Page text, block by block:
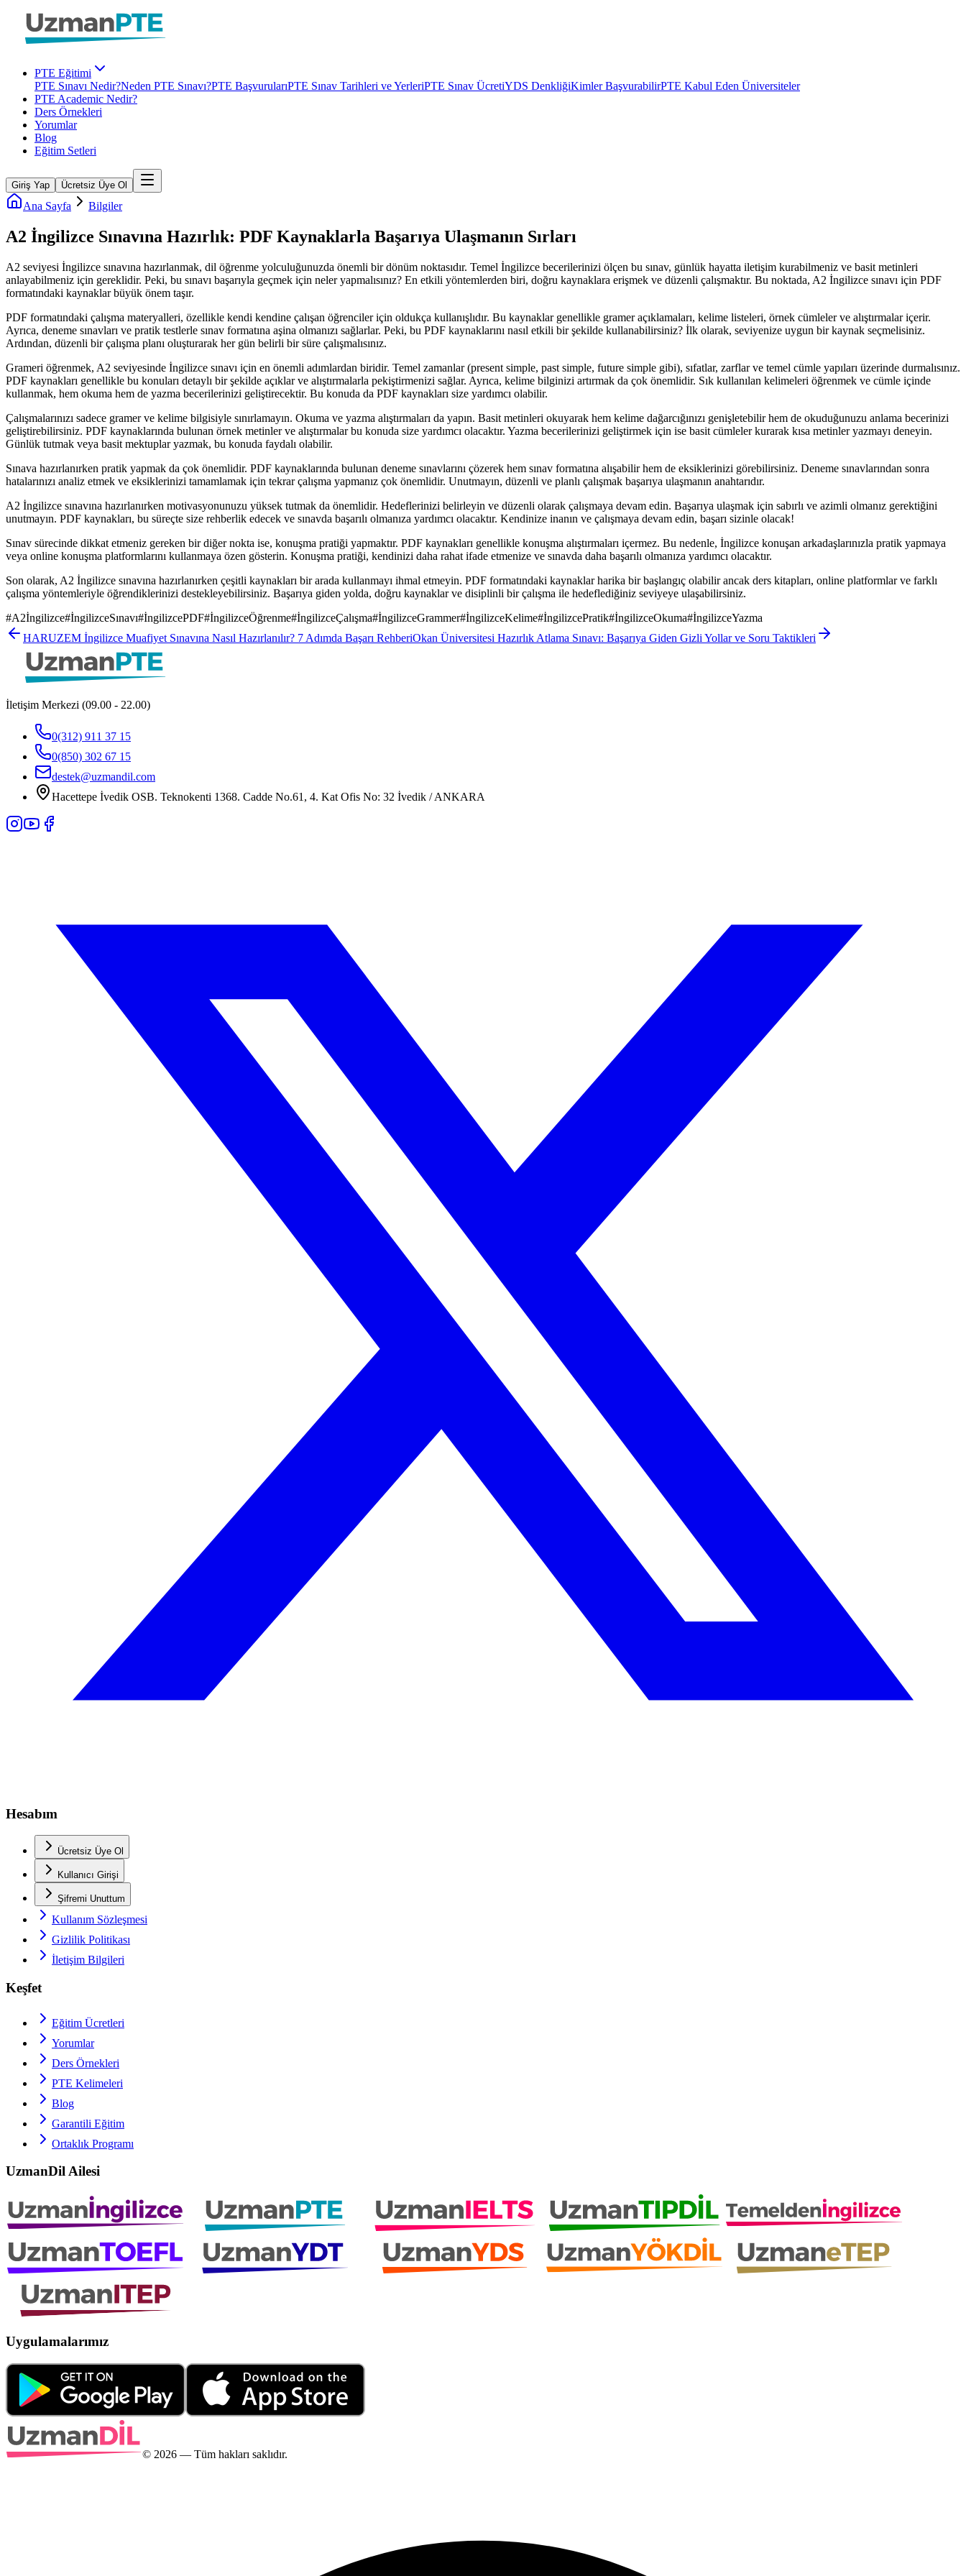
PTE Eğitimi
PTE Sınavı Nedir?Neden PTE Sınavı?PTE BaşvurularıPTE Sınav Tarihleri ve YerleriPTE Sınav ÜcretiYDS DenkliğiKimler BaşvurabilirPTE Kabul Eden Üniversiteler
PTE Academic Nedir?
Ders Örnekleri
Yorumlar
Blog
Eğitim Setleri
Giriş Yap Ücretsiz Üye Ol
Ana Sayfa Bilgiler
A2 İngilizce Sınavına Hazırlık: PDF Kaynaklarla Başarıya Ulaşmanın Sırları
A2 seviyesi İngilizce sınavına hazırlanmak, dil öğrenme yolculuğunuzda önemli bir dönüm noktasıdır. Temel İngilizce becerilerinizi ölçen bu sınav, günlük hayatta iletişim kurabilmeniz ve basit metinleri
anlayabilmeniz için gereklidir. Peki, bu sınavı başarıyla geçmek için neler yapmalısınız? En etkili yöntemlerden biri, doğru kaynaklara erişmek ve düzenli çalışmaktır. Bu noktada, A2 İngilizce sınavı için PDF
formatındaki kaynaklar büyük önem taşır.
PDF formatındaki çalışma materyalleri, özellikle kendi kendine çalışan öğrenciler için oldukça kullanışlıdır. Bu kaynaklar genellikle gramer açıklamaları, kelime listeleri, örnek cümleler ve alıştırmalar içerir.
Ayrıca, deneme sınavları ve pratik testlerle sınav formatına aşina olmanızı sağlarlar. Peki, bu PDF kaynaklarını nasıl etkili bir şekilde kullanabilirsiniz? İlk olarak, seviyenize uygun bir kaynak seçmelisiniz.
Ardından, düzenli bir çalışma planı oluşturarak her gün belirli bir süre çalışmalısınız.
Grameri öğrenmek, A2 seviyesinde İngilizce sınavı için en önemli adımlardan biridir. Temel zamanlar (present simple, past simple, future simple gibi), sıfatlar, zarflar ve temel cümle yapıları üzerinde durmalısınız.
PDF kaynakları genellikle bu konuları detaylı bir şekilde açıklar ve alıştırmalarla pekiştirmenizi sağlar. Ayrıca, kelime bilginizi artırmak da çok önemlidir. Sık kullanılan kelimeleri öğrenmek ve cümle içinde
kullanmak, hem okuma hem de yazma becerilerinizi geliştirecektir. Bu konuda da PDF kaynakları size yardımcı olabilir.
Çalışmalarınızı sadece gramer ve kelime bilgisiyle sınırlamayın. Okuma ve yazma alıştırmaları da yapın. Basit metinleri okuyarak hem kelime dağarcığınızı genişletebilir hem de okuduğunuzu anlama becerinizi
geliştirebilirsiniz. PDF kaynaklarında bulunan örnek metinler ve alıştırmalar bu konuda size yardımcı olacaktır. Yazma becerilerinizi geliştirmek için ise basit cümleler kurarak kısa metinler yazmayı deneyin.
Günlük tutmak veya basit mektuplar yazmak, bu konuda faydalı olabilir.
Sınava hazırlanırken pratik yapmak da çok önemlidir. PDF kaynaklarında bulunan deneme sınavlarını çözerek hem sınav formatına alışabilir hem de eksiklerinizi görebilirsiniz. Deneme sınavlarından sonra
hatalarınızı analiz etmek ve eksiklerinizi tamamlamak için tekrar çalışma yapmanız çok önemlidir. Unutmayın, düzenli ve planlı çalışmak başarıya ulaşmanın anahtarıdır.
A2 İngilizce sınavına hazırlanırken motivasyonunuzu yüksek tutmak da önemlidir. Hedeflerinizi belirleyin ve düzenli olarak çalışmaya devam edin. Başarıya ulaşmak için sabırlı ve azimli olmanız gerektiğini
unutmayın. PDF kaynakları, bu süreçte size rehberlik edecek ve sınavda başarılı olmanıza yardımcı olacaktır. Kendinize inanın ve çalışmaya devam edin, başarı sizinle olacak!
Sınav sürecinde dikkat etmeniz gereken bir diğer nokta ise, konuşma pratiği yapmaktır. PDF kaynakları genellikle konuşma alıştırmaları içermez. Bu nedenle, İngilizce konuşan arkadaşlarınızla pratik yapmaya
veya online konuşma platformlarını kullanmaya özen gösterin. Konuşma pratiği, kendinizi daha rahat ifade etmenize ve sınavda daha başarılı olmanıza yardımcı olacaktır.
Son olarak, A2 İngilizce sınavına hazırlanırken çeşitli kaynakları bir arada kullanmayı ihmal etmeyin. PDF formatındaki kaynaklar harika bir başlangıç olabilir ancak ders kitapları, online platformlar ve farklı
çalışma yöntemleriyle öğrendiklerinizi destekleyebilirsiniz. Başarıya giden yolda, doğru kaynaklar ve disiplinli bir çalışma ile hedeflediğiniz seviyeye ulaşabilirsiniz.
#A2İngilizce#İngilizceSınavı#İngilizcePDF#İngilizceÖğrenme#İngilizceÇalışma#İngilizceGrammer#İngilizceKelime#İngilizcePratik#İngilizceOkuma#İngilizceYazma
HARUZEM İngilizce Muafiyet Sınavına Nasıl Hazırlanılır? 7 Adımda Başarı RehberiOkan Üniversitesi Hazırlık Atlama Sınavı: Başarıya Giden Gizli Yollar ve Soru Taktikleri
İletişim Merkezi (09.00 - 22.00)
0(312) 911 37 15
0(850) 302 67 15
destek@uzmandil.com
Hacettepe İvedik OSB. Teknokenti 1368. Cadde No.61, 4. Kat Ofis No: 32 İvedik / ANKARA
Hesabım
Ücretsiz Üye Ol
Kullanıcı Girişi
Şifremi Unuttum
Kullanım Sözleşmesi
Gizlilik Politikası
İletişim Bilgileri
Keşfet
Eğitim Ücretleri
Yorumlar
Ders Örnekleri
PTE Kelimeleri
Blog
Garantili Eğitim
Ortaklık Programı
UzmanDil Ailesi
Uygulamalarımız
© 2026 — Tüm hakları saklıdır.